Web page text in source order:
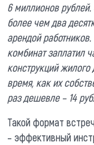
6 миллионов
более чем два
арендой
комбинат заплатил
конструкций
время, как их
раз дешевле – 14
Такой формат
– эффективный